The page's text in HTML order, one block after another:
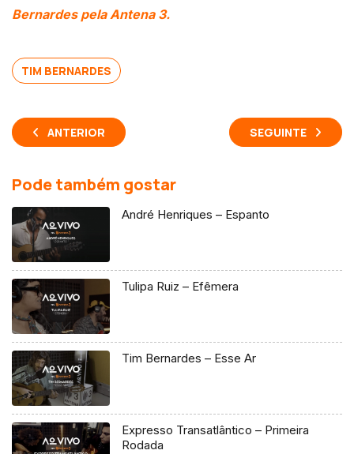
Bernardes pela Antena 3.
TIM BERNARDES
ANTERIOR SEGUINTE
Pode também gostar
André Henriques – Espanto
Tulipa Ruiz – Efêmera
Tim Bernardes – Esse Ar
Expresso Transatlântico – Primeira
Rodada